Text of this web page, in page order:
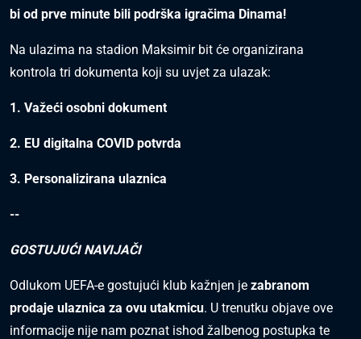
bi od prve minute bili podrška igračima Dinama!
Na ulazima na stadion Maksimir bit će organizirana
kontrola tri dokumenta koji su uvjet za ulazak:
1. Važeći osobni dokument
2. EU digitalna COVID potvrda
3. Personalizirana ulaznica
--
GOSTUJUĆI NAVIJAČI
Odlukom UEFA-e gostujući klub kažnjen je zabranom
prodaje ulaznica za ovu utakmicu. U trenutku objave ove
informacije nije nam poznat ishod žalbenog postupka te